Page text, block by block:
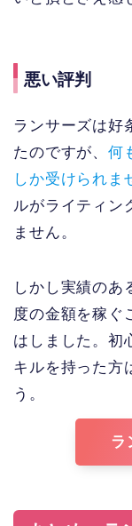
悪い評判
ランサーズは好
たのですが、何
しか受けられま
ルがライティン
ません。
しかし実績のあ
度の金額を稼ぐ
はしました。初
キルを持った方
う。
ラ